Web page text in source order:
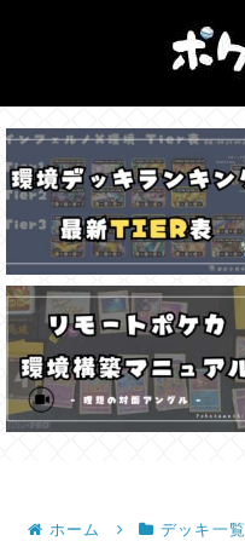
ホーム デッキ一覧